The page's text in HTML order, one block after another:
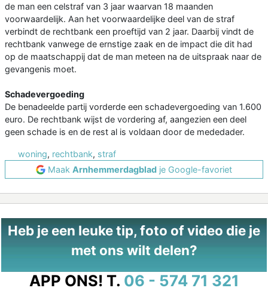
de man een celstraf van 3 jaar waarvan 18 maanden
voorwaardelijk. Aan het voorwaardelijke deel van de straf
verbindt de rechtbank een proeftijd van 2 jaar. Daarbij vindt de
rechtbank vanwege de ernstige zaak en de impact die dit had
op de maatschappij dat de man meteen na de uitspraak naar de
gevangenis moet.​
Schadevergoeding
De benadeelde partij vorderde een schadevergoeding van 1.600
euro. De rechtbank wijst de vordering af, aangezien een deel
geen schade is en de rest al is voldaan door de mededader.
woning, rechtbank, straf
Maak Arnhemmerdagblad je Google-favoriet
Heb je een leuke tip, foto of video die je
met ons wilt delen?
APP ONS! T. 06 - 574 71 321